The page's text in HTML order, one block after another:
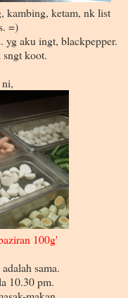
kambing, ketam, nk list
=)
yg aku ingt, blackpepper.
koot.
100g'
sama.
10.30 pm.